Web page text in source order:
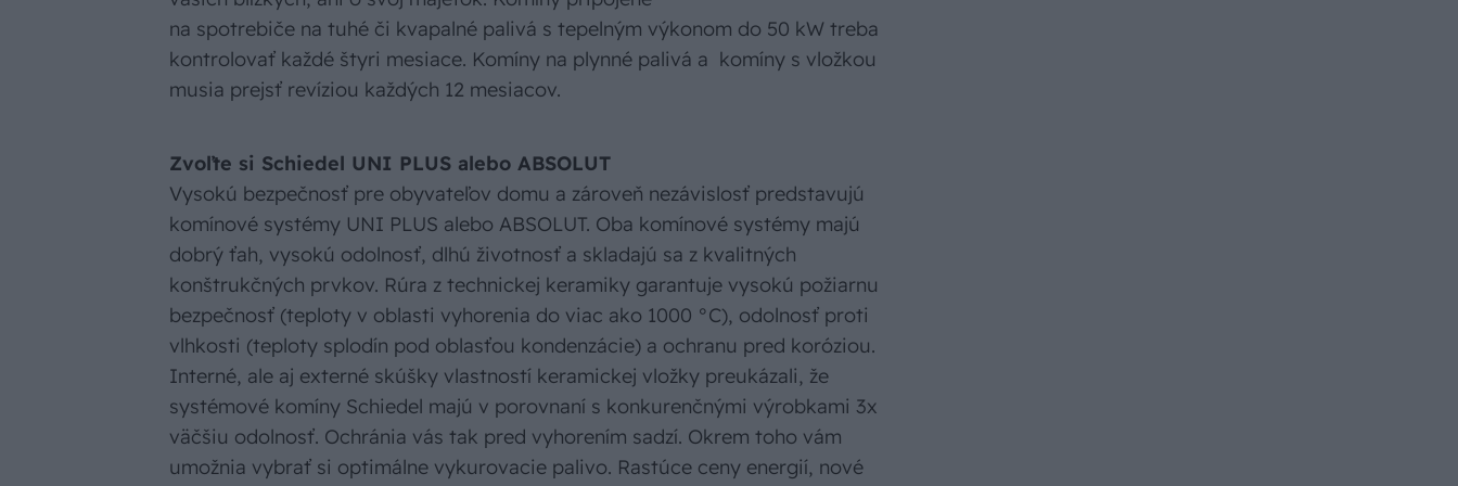
na spotrebiče na tuhé či kvapalné palivá s tepelným výkonom do 50 kW treba
kontrolovať každé štyri mesiace. Komíny na plynné palivá a komíny s vložkou
musia prejsť revíziou každých 12 mesiacov.
Zvoľte si Schiedel UNI PLUS alebo ABSOLUT
Vysokú bezpečnosť pre obyvateľov domu a zároveň nezávislosť predstavujú
komínové systémy UNI PLUS alebo ABSOLUT. Oba komínové systémy majú
dobrý ťah, vysokú odolnosť, dlhú životnosť a skladajú sa z kvalitných
konštrukčných prvkov. Rúra z technickej keramiky garantuje vysokú požiarnu
bezpečnosť (teploty v oblasti vyhorenia do viac ako 1000 °C), odolnosť proti
vlhkosti (teploty splodín pod oblasťou kondenzácie) a ochranu pred koróziou.
Interné, ale aj externé skúšky vlastností keramickej vložky preukázali, že
systémové komíny Schiedel majú v porovnaní s konkurenčnými výrobkami 3x
väčšiu odolnosť. Ochránia vás tak pred vyhorením sadzí. Okrem toho vám
umožnia vybrať si optimálne vykurovacie palivo. Rastúce ceny energií, nové